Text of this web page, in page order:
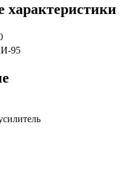
характеристики
95